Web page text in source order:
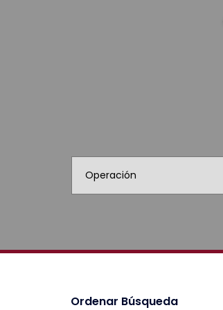
Ordenar Búsqueda